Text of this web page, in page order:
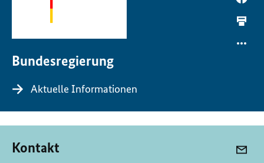
Bundesregierung
Aktuelle Informationen
Kontakt